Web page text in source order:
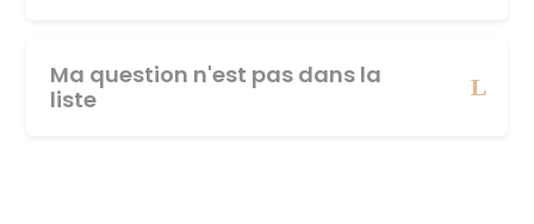
Ma question n'est pas dans la
liste